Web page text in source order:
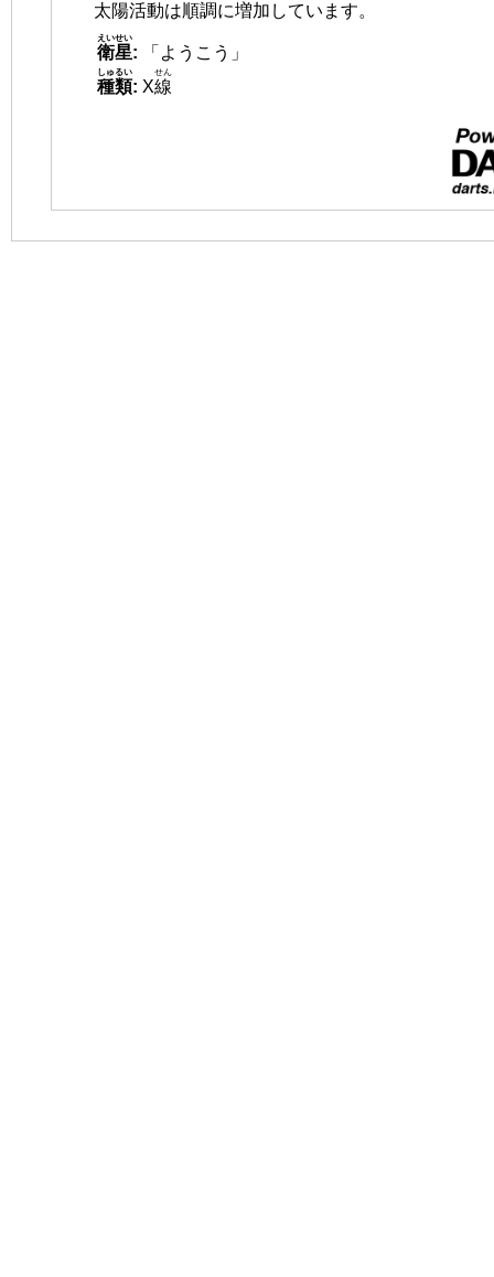
太陽活動は順調に増加しています。
衛星
えいせい
:
「ようこう」
種類
しゅるい
: X線
せん